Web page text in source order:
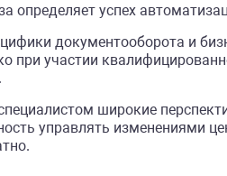
определяет успех
документооборота и
при участии
широкие
управлять изменениями